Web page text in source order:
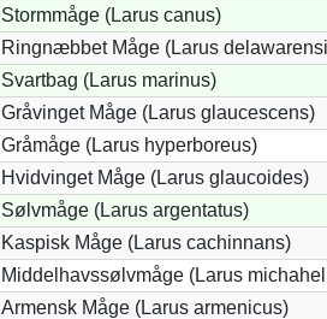
Stormmåge (Larus canus)
Ringnæbbet Måge (Larus
Svartbag (Larus marinus)
Gråvinget Måge (Larus glaucescens)
Gråmåge (Larus hyperboreus)
Hvidvinget Måge (Larus glaucoides)
Sølvmåge (Larus argentatus)
Kaspisk Måge (Larus cachinnans)
Middelhavssølvmåge (Larus
Armensk Måge (Larus armenicus)